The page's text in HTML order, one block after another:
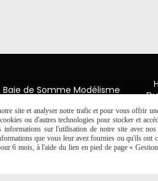
Baie de Somme Modélisme
7 Place Jean de Luxembourg
80150 Crécy en Ponthieu
 03 22 20 06 19
site et analyser notre trafic et pour vous offrir
ou d'autres technologies pour stocker et
sur l'utilisation de notre site avec
que vous leur avez fournies ou qu'ils ont
6 mois, à l'aide du lien en pied de page «